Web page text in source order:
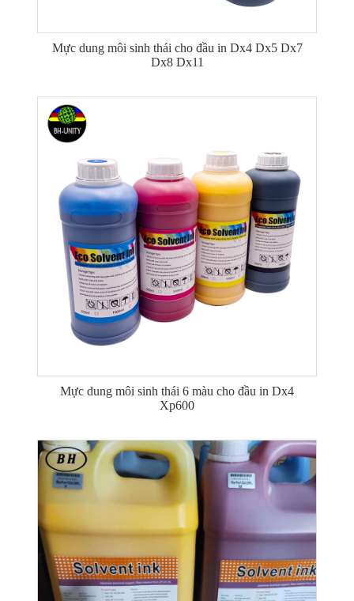
Mực dung môi sinh thái cho đầu in Dx4 Dx5 Dx7
Dx8 Dx11
Mực dung môi sinh thái 6 màu cho đầu in Dx4
Xp600